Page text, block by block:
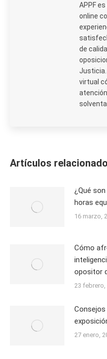
APPF
online
de
virtual
Artículos
¿Qué
horas
16 marzo,
Cómo
opositor
23 febrero,
Consejos
27 enero,